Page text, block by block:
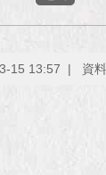
15 13:57 資